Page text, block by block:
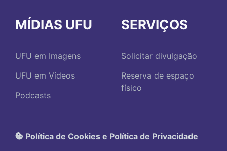
MÍDIAS UFU
UFU em Imagens
UFU em Vídeos
Podcasts
SERVIÇOS
Solicitar divulgação
Reserva de espaço
físico
Política de Cookies e Política de Privacidade